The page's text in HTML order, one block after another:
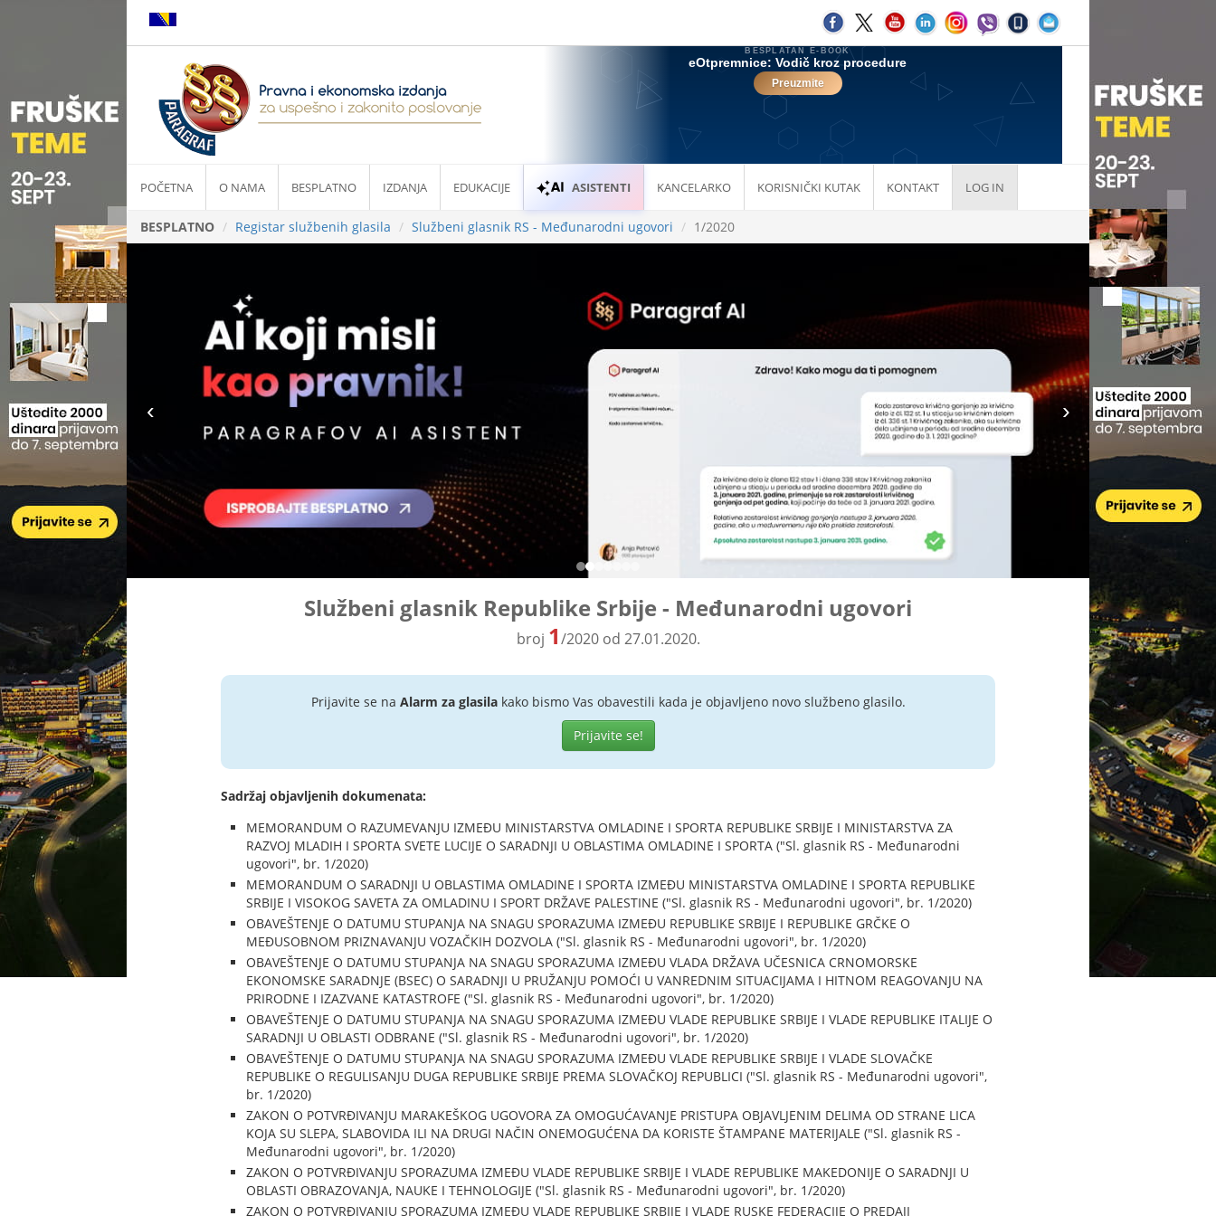
POČETNA O NAMA BESPLATNO IZDANJA EDUKACIJE ASISTENTI KANCELARKO KORISNIČKI KUTAK KONTAKT LOG IN
BESPLATNO Registar službenih glasila Službeni glasnik RS - Međunarodni ugovori 1/2020
Službeni glasnik Republike Srbije - Međunarodni ugovori
broj 1/2020 od 27.01.2020.
Prijavite se na Alarm za glasilakako bismo Vas obavestili kada je objavljeno novo službeno glasilo.
Prijavite se!
Sadržaj objavljenih dokumenata:
MEMORANDUM O RAZUMEVANJU IZMEĐU MINISTARSTVA OMLADINE I SPORTA REPUBLIKE SRBIJE I MINISTARSTVA ZA
RAZVOJ MLADIH I SPORTA SVETE LUCIJE O SARADNJI U OBLASTIMA OMLADINE I SPORTA ("Sl. glasnik RS - Međunarodni
ugovori", br. 1/2020)
MEMORANDUM O SARADNJI U OBLASTIMA OMLADINE I SPORTA IZMEĐU MINISTARSTVA OMLADINE I SPORTA REPUBLIKE
SRBIJE I VISOKOG SAVETA ZA OMLADINU I SPORT DRŽAVE PALESTINE ("Sl. glasnik RS - Međunarodni ugovori", br. 1/2020)
OBAVEŠTENJE O DATUMU STUPANJA NA SNAGU SPORAZUMA IZMEĐU REPUBLIKE SRBIJE I REPUBLIKE GRČKE O
MEĐUSOBNOM PRIZNAVANJU VOZAČKIH DOZVOLA ("Sl. glasnik RS - Međunarodni ugovori", br. 1/2020)
OBAVEŠTENJE O DATUMU STUPANJA NA SNAGU SPORAZUMA IZMEĐU VLADA DRŽAVA UČESNICA CRNOMORSKE
EKONOMSKE SARADNJE (BSEC) O SARADNJI U PRUŽANJU POMOĆI U VANREDNIM SITUACIJAMA I HITNOM REAGOVANJU NA
PRIRODNE I IZAZVANE KATASTROFE ("Sl. glasnik RS - Međunarodni ugovori", br. 1/2020)
OBAVEŠTENJE O DATUMU STUPANJA NA SNAGU SPORAZUMA IZMEĐU VLADE REPUBLIKE SRBIJE I VLADE REPUBLIKE ITALIJE O
SARADNJI U OBLASTI ODBRANE ("Sl. glasnik RS - Međunarodni ugovori", br. 1/2020)
OBAVEŠTENJE O DATUMU STUPANJA NA SNAGU SPORAZUMA IZMEĐU VLADE REPUBLIKE SRBIJE I VLADE SLOVAČKE
REPUBLIKE O REGULISANJU DUGA REPUBLIKE SRBIJE PREMA SLOVAČKOJ REPUBLICI ("Sl. glasnik RS - Međunarodni ugovori",
br. 1/2020)
ZAKON O POTVRĐIVANJU MARAKEŠKOG UGOVORA ZA OMOGUĆAVANJE PRISTUPA OBJAVLJENIM DELIMA OD STRANE LICA
KOJA SU SLEPA, SLABOVIDA ILI NA DRUGI NAČIN ONEMOGUĆENA DA KORISTE ŠTAMPANE MATERIJALE ("Sl. glasnik RS -
Međunarodni ugovori", br. 1/2020)
ZAKON O POTVRĐIVANJU SPORAZUMA IZMEĐU VLADE REPUBLIKE SRBIJE I VLADE REPUBLIKE MAKEDONIJE O SARADNJI U
OBLASTI OBRAZOVANJA, NAUKE I TEHNOLOGIJE ("Sl. glasnik RS - Međunarodni ugovori", br. 1/2020)
ZAKON O POTVRĐIVANJU SPORAZUMA IZMEĐU VLADE REPUBLIKE SRBIJE I VLADE RUSKE FEDERACIJE O PREDAJI